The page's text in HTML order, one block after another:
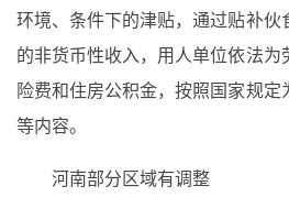
环境、条件下的津贴，通过贴补伙
的非货币性收入，用人单位依法为
险费和住房公积金，按照国家规
等内容。
河南部分区域有调整